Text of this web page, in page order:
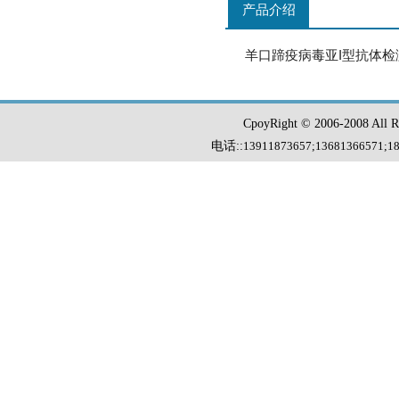
产品介绍
羊口蹄疫病毒亚I型抗体检
CpoyRight © 2006-2008 All
电话::13911873657;13681366571;